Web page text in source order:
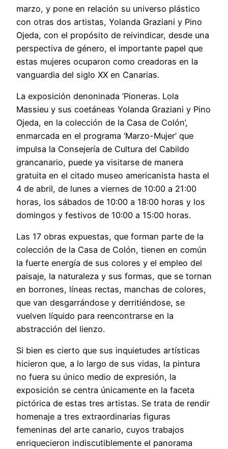
marzo, y pone en relación su universo plástico
con otras dos artistas, Yolanda Graziani y Pino
Ojeda, con el propósito de reivindicar, desde una
perspectiva de género, el importante papel que
estas mujeres ocuparon como creadoras en la
vanguardia del siglo XX en Canarias.
La exposición denoninada ‘Pioneras. Lola
Massieu y sus coetáneas Yolanda Graziani y Pino
Ojeda, en la colección de la Casa de Colón’,
enmarcada en el programa ‘Marzo-Mujer’ que
impulsa la Consejería de Cultura del Cabildo
grancanario, puede ya visitarse de manera
gratuita en el citado museo americanista hasta el
4 de abril, de lunes a viernes de 10:00 a 21:00
horas, los sábados de 10:00 a 18:00 horas y los
domingos y festivos de 10:00 a 15:00 horas.
Las 17 obras expuestas, que forman parte de la
colección de la Casa de Colón, tienen en común
la fuerte energía de sus colores y el empleo del
paisaje, la naturaleza y sus formas, que se tornan
en borrones, líneas rectas, manchas de colores,
que van desgarrándose y derritiéndose, se
vuelven líquido para reencontrarse en la
abstracción del lienzo.
Si bien es cierto que sus inquietudes artísticas
hicieron que, a lo largo de sus vidas, la pintura
no fuera su único medio de expresión, la
exposición se centra únicamente en la faceta
pictórica de estas tres artistas. Se trata de rendir
homenaje a tres extraordinarias figuras
femeninas del arte canario, cuyos trabajos
enriquecieron indiscutiblemente el panorama